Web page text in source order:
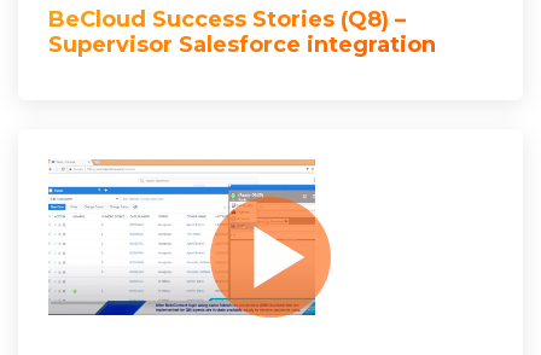
BeCloud Success Stories (Q8) –
Supervisor Salesforce integration